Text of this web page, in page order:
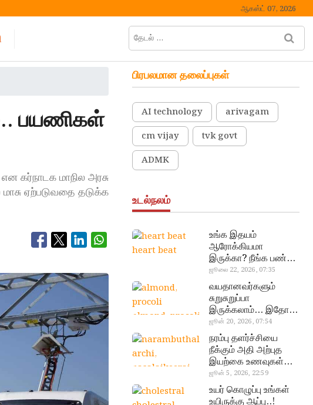
ஆகஸ்ட் 07, 2026
தேடல்
… M
பயணிகள்
கர்நாடக மாநில அரசு
ஏற்படுவதை தடுக்க
பிரபலமான தலைப்புகள்
AI technology
arivagam
cm vijay
tvk govt
ADMK
உடல்நலம்
heart beat
உங்க இதயம்
ஆரோக்கியமா
இருக்கா? நீங்க பண்ண
வேண்டிய எளிய 5
டெஸ்ட்!
ஜூலை 22, 2026, 07:35
almond, procoli
வயதானவர்களும்
சுறுசுறுப்பா
இருக்கலாம்… இதோ
சூப்பர் உணவுகள்!
ஜூன் 20, 2026, 07:54
narambuthalar
chi,
நரம்பு தளர்ச்சியை
நீக்கும் அதி அற்புத
இயற்கை உணவுகள்…
தவற விட்டுறாதீங்க!
ஜூன் 5, 2026, 22:59
உயர் கொழுப்பு உங்கள்
உயிருக்கு ஆப்பு..!